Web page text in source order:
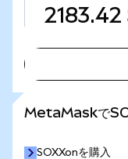
2183.42
MetaMaskで
SOXXonを購入